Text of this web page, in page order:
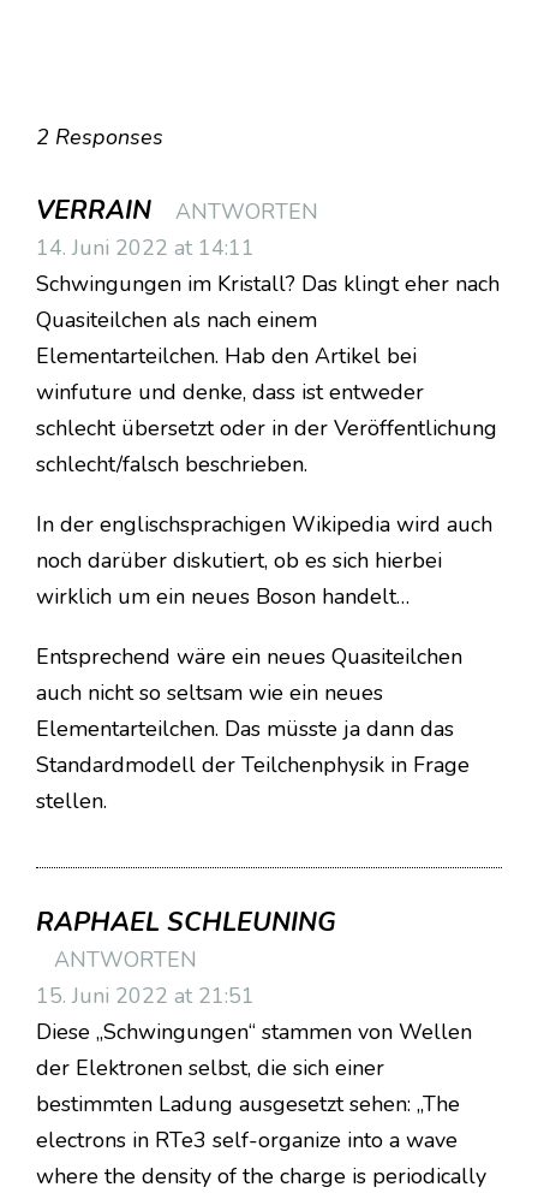
2 Responses
VERRAIN
ANTWORTEN
14. Juni 2022 at 14:11
Schwingungen im Kristall? Das klingt eher nach
Quasiteilchen als nach einem
Elementarteilchen. Hab den Artikel bei
winfuture und denke, dass ist entweder
schlecht übersetzt oder in der Veröffentlichung
schlecht/falsch beschrieben.
In der englischsprachigen Wikipedia wird auch
noch darüber diskutiert, ob es sich hierbei
wirklich um ein neues Boson handelt…
Entsprechend wäre ein neues Quasiteilchen
auch nicht so seltsam wie ein neues
Elementarteilchen. Das müsste ja dann das
Standardmodell der Teilchenphysik in Frage
stellen.
RAPHAEL SCHLEUNING
ANTWORTEN
15. Juni 2022 at 21:51
Diese „Schwingungen“ stammen von Wellen
der Elektronen selbst, die sich einer
bestimmten Ladung ausgesetzt sehen: „The
electrons in RTe3 self-organize into a wave
where the density of the charge is periodically